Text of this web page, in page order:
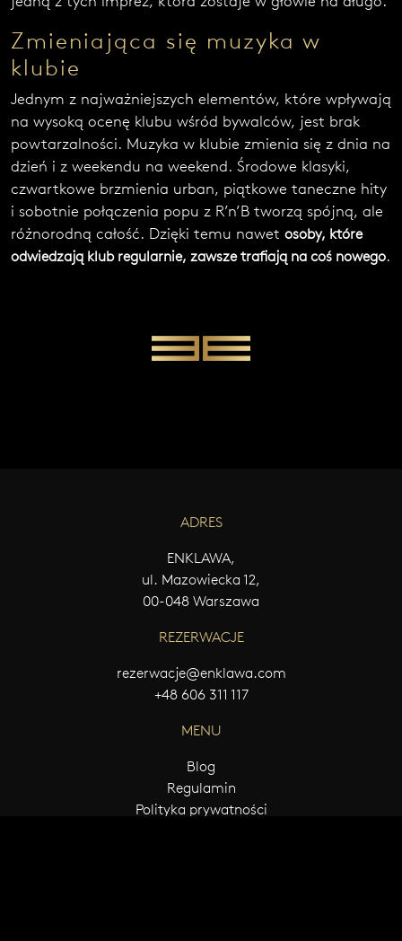
Zmieniająca się muzyka w
klubie
Jednym z najważniejszych elementów, które wpływają
na wysoką ocenę klubu wśród bywalców, jest brak
powtarzalności. Muzyka w klubie zmienia się z dnia na
dzień i z weekendu na weekend. Środowe klasyki,
czwartkowe brzmienia urban, piątkowe taneczne hity
i sobotnie połączenia popu z R’n’B tworzą spójną, ale
różnorodną całość. Dzięki temu nawet osoby, które
odwiedzają klub regularnie, zawsze trafiają na coś nowego.
ADRES
ENKLAWA,
ul. Mazowiecka 12,
00-048 Warszawa
REZERWACJE
rezerwacje@enklawa.com
+48 606 311 117
MENU
Blog
Regulamin
Polityka prywatności